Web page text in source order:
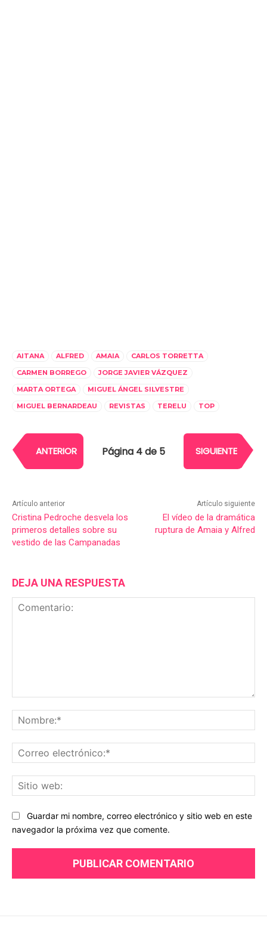
AITANA ALFRED AMAIA
CARLOS TORRETTA
CARMEN BORREGO
JORGE JAVIER VÁZQUEZ
MARTA ORTEGA
MIGUEL ÁNGEL SILVESTRE
MIGUEL BERNARDEAU
REVISTAS TERELU TOP
ANTERIOR Página 4 de 5 SIGUIENTE
Artículo anterior
Cristina Pedroche desvela los
primeros detalles sobre su
vestido de las Campanadas
Artículo siguiente
El vídeo de la dramática
ruptura de Amaia y Alfred
DEJA UNA RESPUESTA
Guardar mi nombre, correo electrónico y sitio web en este
navegador la próxima vez que comente.